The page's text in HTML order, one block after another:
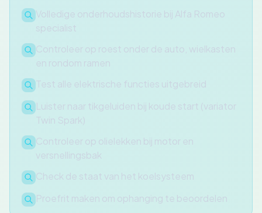
Volledige onderhoudshistorie bij Alfa Romeo
specialist
Controleer op roest onder de auto, wielkasten
en rondom ramen
Test alle elektrische functies uitgebreid
Luister naar tikgeluiden bij koude start (variator
Twin Spark)
Controleer op olielekken bij motor en
versnellingsbak
Check de staat van het koelsysteem
Proefrit maken om ophanging te beoordelen